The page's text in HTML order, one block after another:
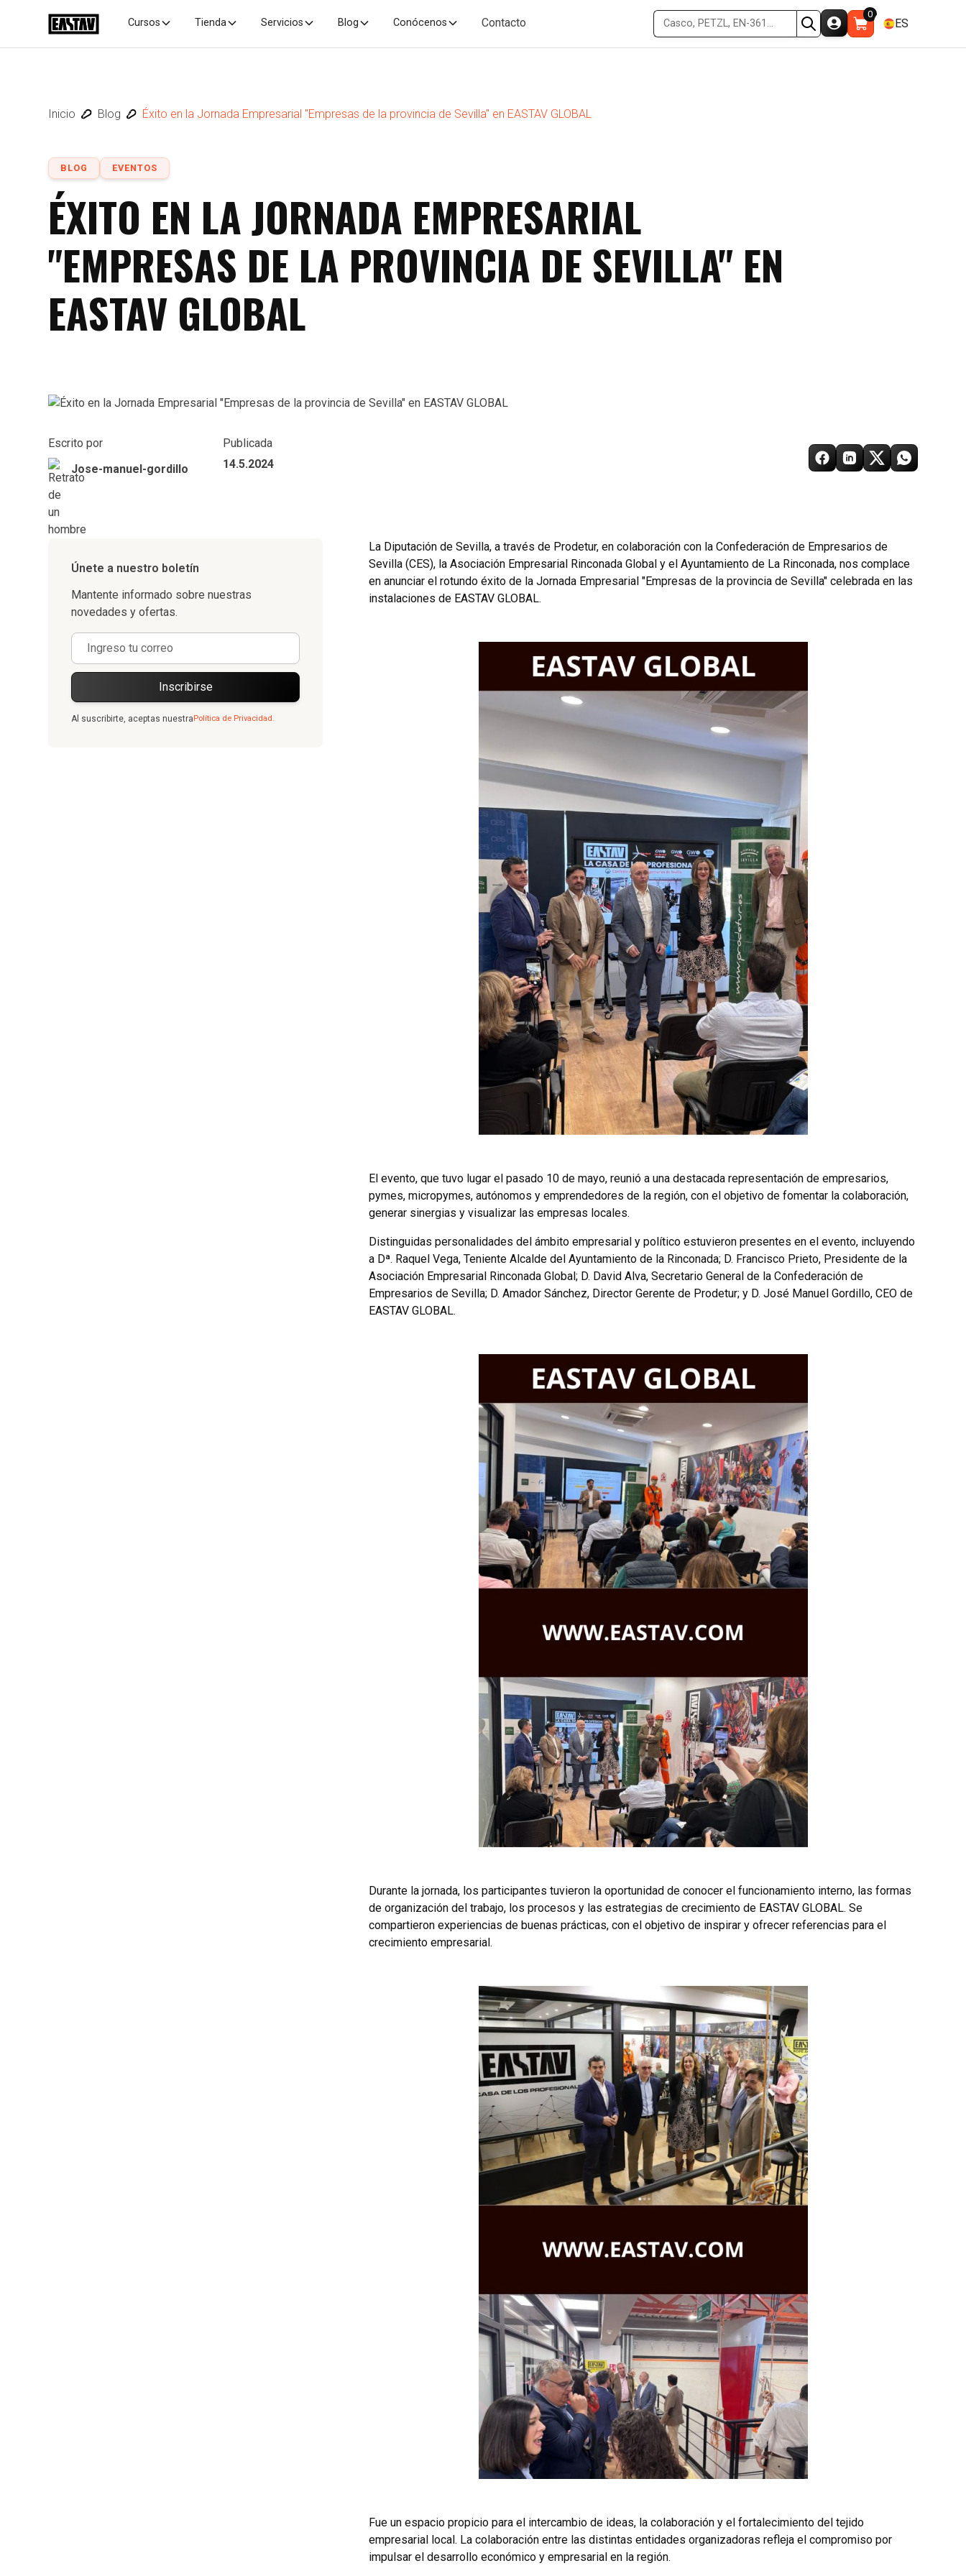
Cursos Tienda Servicios Blog Conócenos Contacto
0
ES
Inicio Blog Éxito en la Jornada Empresarial "Empresas de la provincia de Sevilla" en EASTAV GLOBAL
BLOG EVENTOS
ÉXITO EN LA JORNADA EMPRESARIAL
"EMPRESAS DE LA PROVINCIA DE SEVILLA" EN
EASTAV GLOBAL
Escrito por
Jose-manuel-gordillo
Publicada
14.5.2024
Únete a nuestro boletín
Mantente informado sobre nuestras
novedades y ofertas.
Al suscribirte, aceptas nuestraPolítica de Privacidad.
La Diputación de Sevilla, a través de Prodetur, en colaboración con la Confederación de Empresarios de
Sevilla (CES), la Asociación Empresarial Rinconada Global y el Ayuntamiento de La Rinconada, nos complace
en anunciar el rotundo éxito de la Jornada Empresarial "Empresas de la provincia de Sevilla" celebrada en las
instalaciones de EASTAV GLOBAL.
El evento, que tuvo lugar el pasado 10 de mayo, reunió a una destacada representación de empresarios,
pymes, micropymes, autónomos y emprendedores de la región, con el objetivo de fomentar la colaboración,
generar sinergias y visualizar las empresas locales.
Distinguidas personalidades del ámbito empresarial y político estuvieron presentes en el evento, incluyendo
a Dª. Raquel Vega, Teniente Alcalde del Ayuntamiento de la Rinconada; D. Francisco Prieto, Presidente de la
Asociación Empresarial Rinconada Global; D. David Alva, Secretario General de la Confederación de
Empresarios de Sevilla; D. Amador Sánchez, Director Gerente de Prodetur; y D. José Manuel Gordillo, CEO de
EASTAV GLOBAL.
Durante la jornada, los participantes tuvieron la oportunidad de conocer el funcionamiento interno, las formas
de organización del trabajo, los procesos y las estrategias de crecimiento de EASTAV GLOBAL. Se
compartieron experiencias de buenas prácticas, con el objetivo de inspirar y ofrecer referencias para el
crecimiento empresarial.
Fue un espacio propicio para el intercambio de ideas, la colaboración y el fortalecimiento del tejido
empresarial local. La colaboración entre las distintas entidades organizadoras refleja el compromiso por
impulsar el desarrollo económico y empresarial en la región.